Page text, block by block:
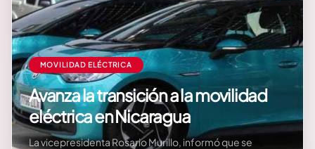
MOVILIDAD ELÉCTRICA
Avanza la transición a la movilidad
eléctrica en Nicaragua
La vicepresidenta Rosario Murillo, informó que se